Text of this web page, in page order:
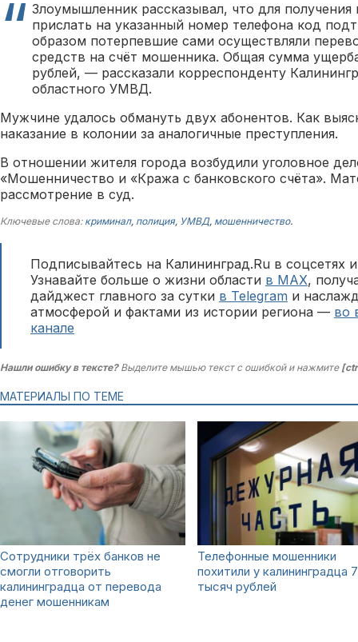
Злоумышленник рассказывал, что для
прислать на указанный номер телефона код
образом потерпевшие сами осуществляли
средств на счёт мошенника. Общая сумма
рублей, — рассказали корреспонденту
областного УМВД.
Мужчине удалось обмануть двух абонентов. Как
наказание в колонии за аналогичные преступления.
В отношении жителя города возбудили уголовное
«Мошенничество и «Кража с банковского счёта».
рассмотрение в суд.
Ключевые слова: криминал, полиция, УМВД, мошенничество.
Подписывайтесь на Калининград.Ru в соцсетях
Узнавайте больше о жизни области в MAX,
дайджест главного за сутки в Telegram и
атмосферой и фактами из истории региона — во
канале
Нашли ошибку в тексте?Выделите мышью текст с ошибкой и нажмите
МАТЕРИАЛЫ ПО ТЕМЕ
Сотрудники трёх банков не
смогли отговорить
калининградца от перевода
денег мошенникам
Телефонные мошенники
похитили у калининградца
тысяч рублей